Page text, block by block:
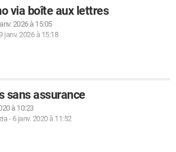
via boîte aux lettres
2026 à 15:05
janv. 2026 à 15:18
sans assurance
à 10:23
- 6 janv. 2020 à 11:52